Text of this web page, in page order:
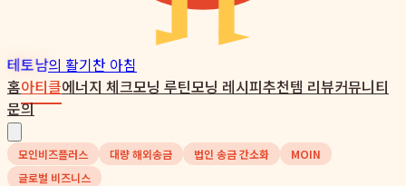
테토남의 활기찬 아침
홈아티클에너지 체크모닝 루틴모닝 레시피추천템 리뷰커뮤니티
문의
모인비즈플러스 대량 해외송금 법인 송금 간소화
MOIN
글로벌 비즈니스